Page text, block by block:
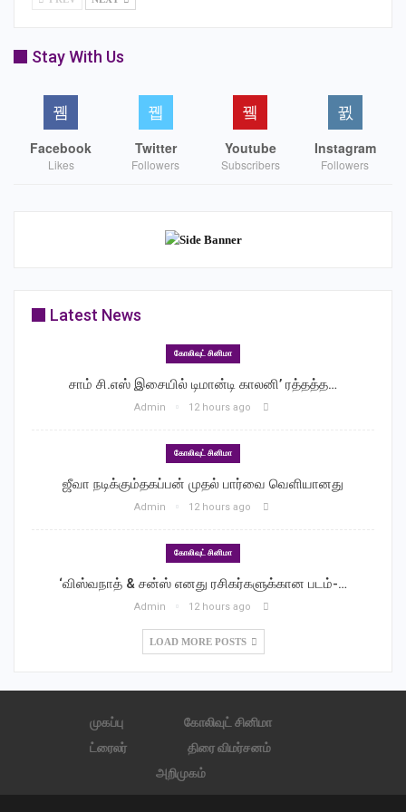
இவர்கள் தவிர ரோபோ சங்கர், ‘கல்லூரி’ வினோத் , பாடகி
உஜ்ஜயினி ,கஜராஜ், மற்றும் பலர் நடித்திருக்கிறார்கள்.விரைவில்
‘சிண்ட்ரெல்லா ‘ வெளியாக உள்ளது.
Stay With Us
Facebook
Likes
Twitter
Followers
Youtube
Subscribers
Instagram
Followers
Latest News
கோலிவுட் சினிமா
சாம் சி.எஸ் இசையில் டிமான்டி காலனி’ ரத்தத்த…
Admin 12 hours ago
கோலிவுட் சினிமா
ஜீவா நடிக்கும்தகப்பன் முதல் பார்வை வெளியானது
Admin 12 hours ago
கோலிவுட் சினிமா
‘விஸ்வநாத் & சன்ஸ் எனது ரசிகர்களுக்கான படம்-…
Admin 12 hours ago
LOAD MORE POSTS
முகப்பு
கோலிவுட் சினிமா
ட்ரைலர்
திரை விமர்சனம்
அறிமுகம்